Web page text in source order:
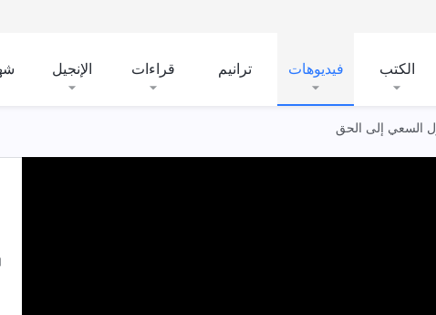
الكتب فيديوهات ترانيم قراءات الإنجيل